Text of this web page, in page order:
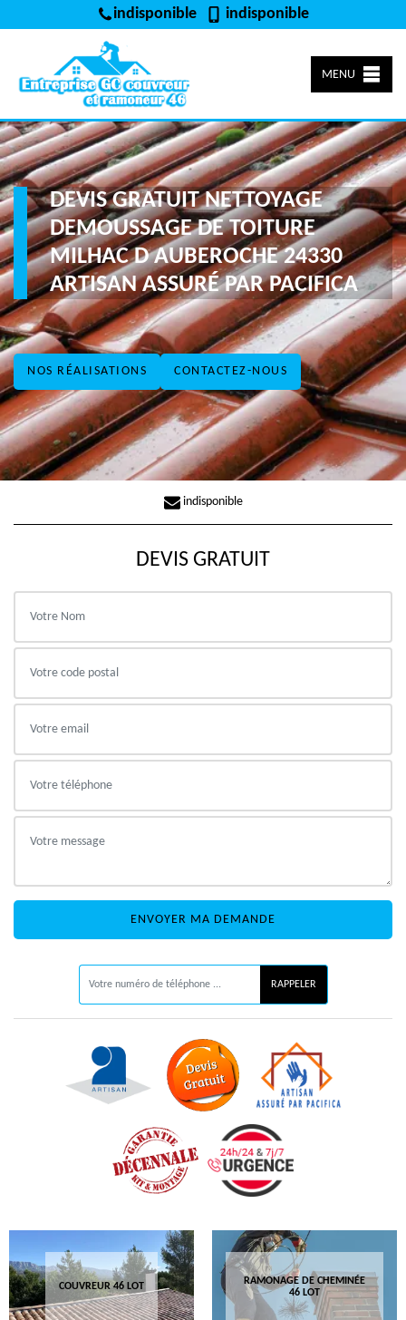
indisponible indisponible
MENU
NOS RÉALISATIONS CONTACTEZ-NOUS
DEVIS GRATUIT NETTOYAGE
DEMOUSSAGE DE TOITURE
MILHAC D AUBEROCHE 24330
ARTISAN ASSURÉ PAR PACIFICA
indisponible
DEVIS GRATUIT
COUVREUR 46 LOT
RAMONAGE DE CHEMINÉE
46 LOT